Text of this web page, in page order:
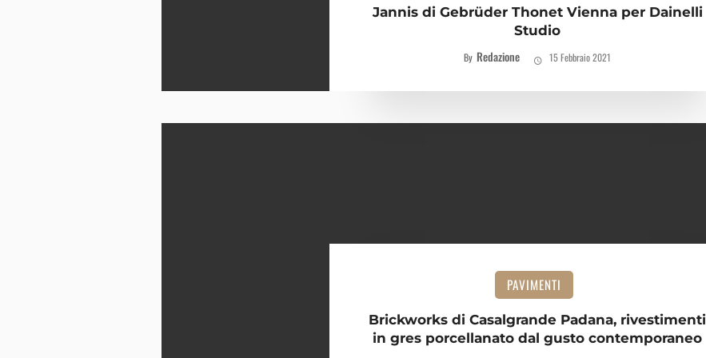
Jannis di Gebrüder Thonet Vienna per Dainelli
Studio
By Redazione 15 Febbraio 2021
PAVIMENTI
Brickworks di Casalgrande Padana, rivestimenti
in gres porcellanato dal gusto contemporaneo